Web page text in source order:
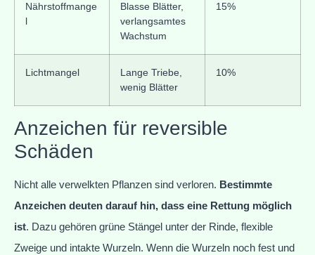
Nährstoffmange
l
Blasse Blätter,
verlangsamtes
Wachstum
15%
Lichtmangel
Lange Triebe,
wenig Blätter
10%
Anzeichen für reversible
Schäden
Nicht alle verwelkten Pflanzen sind verloren. Bestimmte
Anzeichen deuten darauf hin, dass eine Rettung möglich
ist. Dazu gehören grüne Stängel unter der Rinde, flexible
Zweige und intakte Wurzeln. Wenn die Wurzeln noch fest und